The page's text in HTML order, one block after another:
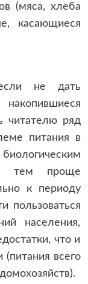
(мяса, хлеба
касающиеся
если не дать
читателю ряд
питания в
тем проще
к периоду
пользоваться
населения,
что и
всего